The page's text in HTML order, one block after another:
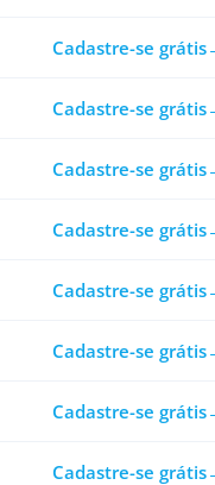
Cadastre-se grátis
Cadastre-se grátis
Cadastre-se grátis
Cadastre-se grátis
Cadastre-se grátis
Cadastre-se grátis
Cadastre-se grátis
Cadastre-se grátis